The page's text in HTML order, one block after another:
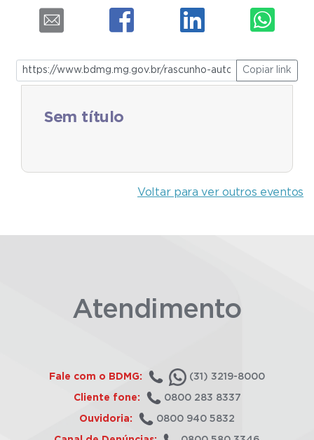
Copiar link
Sem título
Voltar para ver outros eventos
Atendimento
Fale com o BDMG: (31) 3219-8000
Cliente fone: 0800 283 8337
Ouvidoria: 0800 940 5832